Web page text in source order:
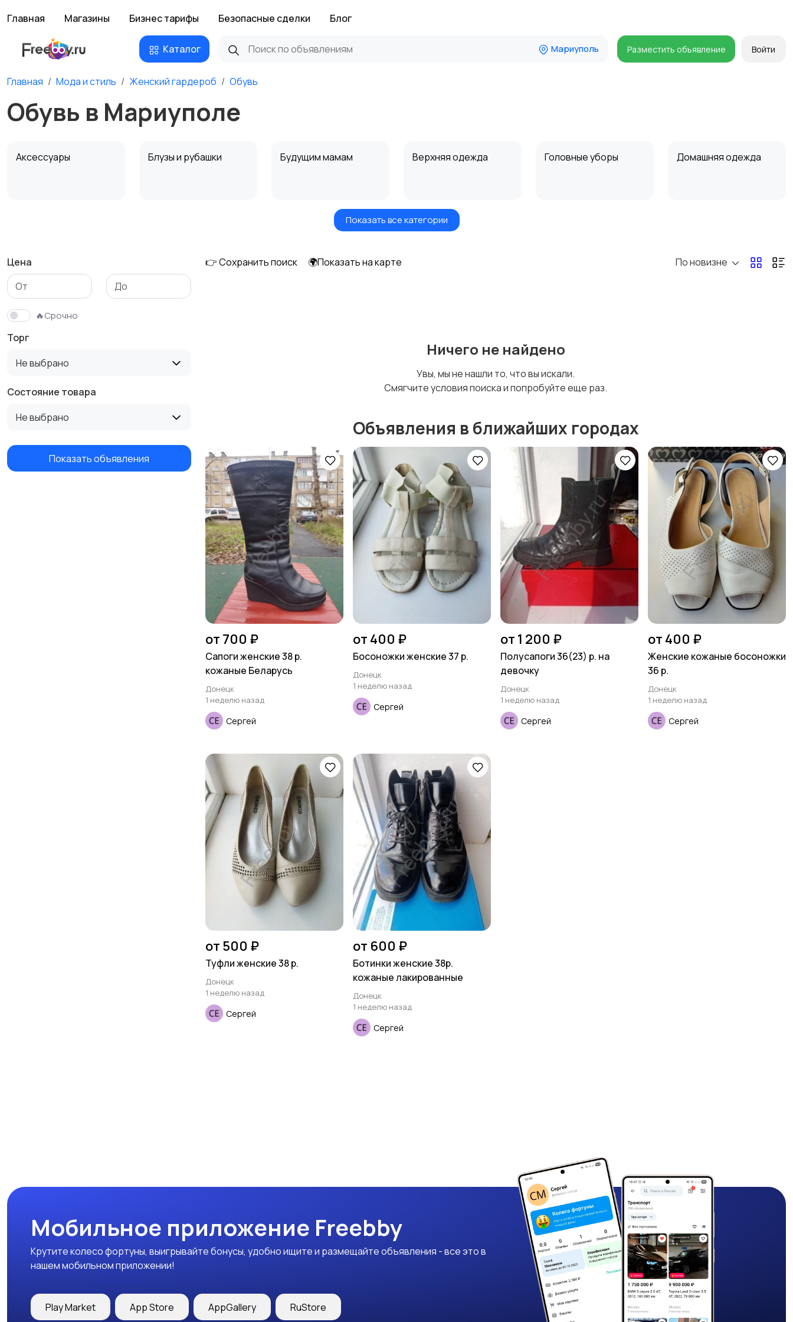
Главная Магазины Бизнес тарифы Безопасные сделки Блог
Каталог Мариуполь Разместить объявление Войти
Главная Мода и стиль Женский гардероб Обувь
Обувь в Мариуполе
Аксессуары Блузы и рубашки Будущим мамам Верхняя одежда Головные уборы Домашняя одежда
Нижнее белье Обувь
Трикотаж Спортивная одежда
Показать все категории
Цена
🔥Срочно
Торг
Не выбрано
Состояние товара
Не выбрано
Показать объявления
👉 Сохранить поиск 🌍Показать на карте По новизне
Ничего не найдено
Увы, мы не нашли то, что вы искали.
Смягчите условия поиска и попробуйте еще раз.
Объявления в ближайших городах
от 700 ₽
Сапоги женские 38 р.
кожаные Беларусь
Донецк
1 неделю назад
Сергей
от 400 ₽
Босоножки женские 37 р.
Донецк
1 неделю назад
Сергей
от 1 200 ₽
Полусапоги 36(23) р. на
девочку
Донецк
1 неделю назад
Сергей
от 400 ₽
Женские кожаные босоножки
36 р.
Донецк
1 неделю назад
Сергей
от 500 ₽
Туфли женские 38 р.
Донецк
1 неделю назад
Сергей
от 600 ₽
Ботинки женские 38р.
кожаные лакированные
Донецк
1 неделю назад
Сергей
Мобильное приложение Freebby
Крутите колесо фортуны, выигрывайте бонусы, удобно ищите и размещайте объявления - все это в
нашем мобильном приложении!
Play Market App Store AppGallery RuStore